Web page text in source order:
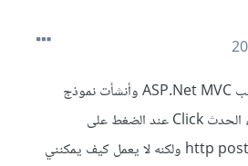
أقوم بالعمل على تطبيق ويب ASP.Net MVC وأنشأت نموذج
تسجيل وبقي لدي استدعاء الحدث Click عند الضغط على
زر SignUp قمت بتجربة http post ولكنه لا يعمل كيف يمكنني